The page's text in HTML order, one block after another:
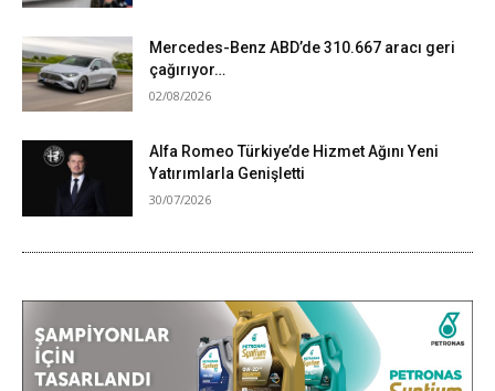
Mercedes-Benz ABD’de 310.667 aracı geri
çağırıyor…
02/08/2026
Alfa Romeo Türkiye’de Hizmet Ağını Yeni
Yatırımlarla Genişletti
30/07/2026